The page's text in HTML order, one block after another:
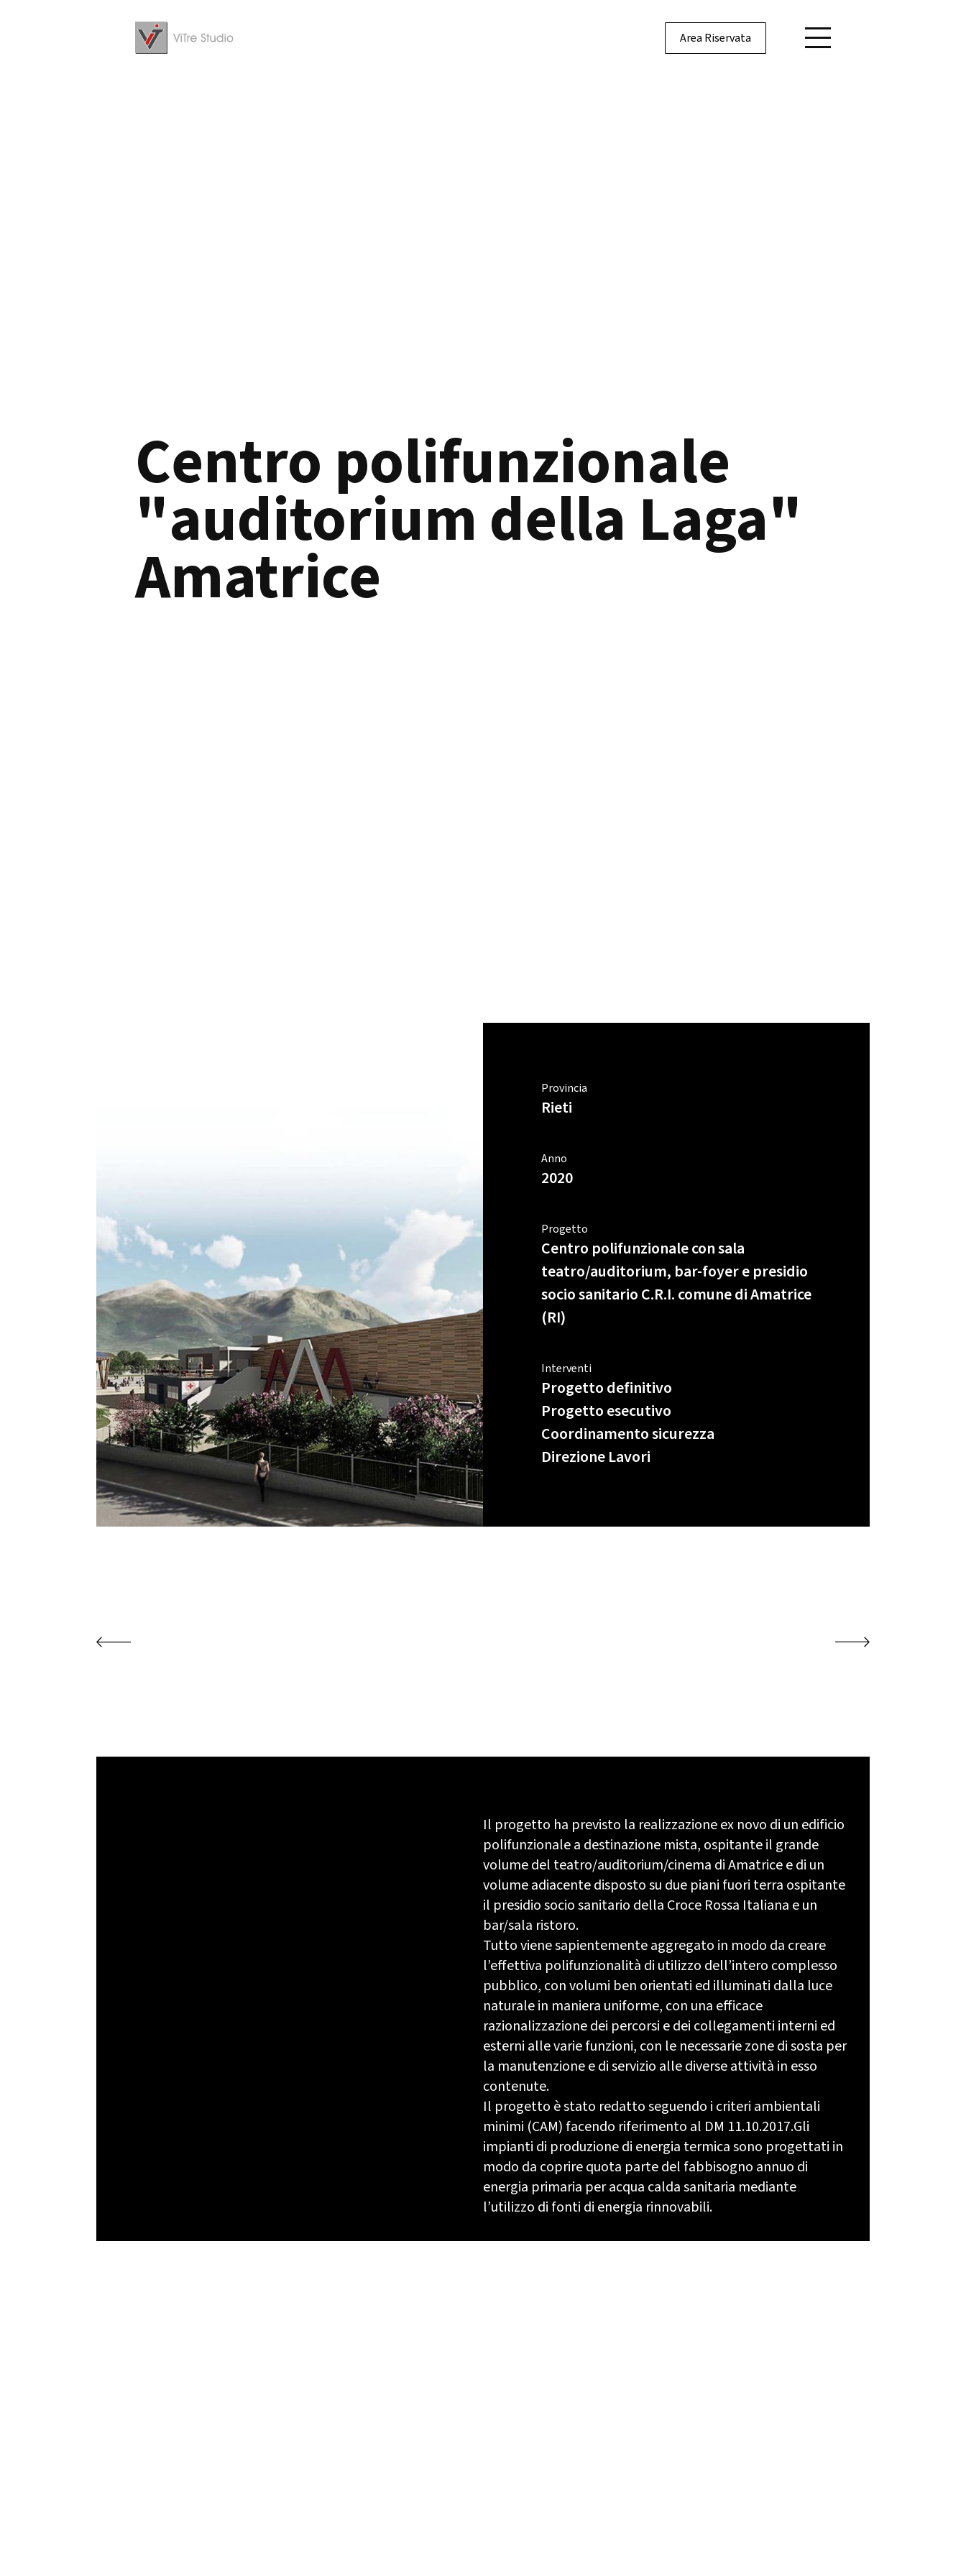
Area Riservata
Centro polifunzionale
"auditorium della Laga"
Amatrice
Provincia
Rieti
Anno
2020
Progetto
Centro polifunzionale con sala
teatro/auditorium, bar-foyer e presidio
socio sanitario C.R.I. comune di Amatrice
(RI)
Interventi
Progetto definitivo
Progetto esecutivo
Coordinamento sicurezza
Direzione Lavori
Il progetto ha previsto la realizzazione ex novo di un edificio
polifunzionale a destinazione mista, ospitante il grande
volume del teatro/auditorium/cinema di Amatrice e di un
volume adiacente disposto su due piani fuori terra ospitante
il presidio socio sanitario della Croce Rossa Italiana e un
bar/sala ristoro.
Tutto viene sapientemente aggregato in modo da creare
l’effettiva polifunzionalità di utilizzo dell’intero complesso
pubblico, con volumi ben orientati ed illuminati dalla luce
naturale in maniera uniforme, con una efficace
razionalizzazione dei percorsi e dei collegamenti interni ed
esterni alle varie funzioni, con le necessarie zone di sosta per
la manutenzione e di servizio alle diverse attività in esso
contenute.
Il progetto è stato redatto seguendo i criteri ambientali
minimi (CAM) facendo riferimento al DM 11.10.2017.Gli
impianti di produzione di energia termica sono progettati in
modo da coprire quota parte del fabbisogno annuo di
energia primaria per acqua calda sanitaria mediante
l’utilizzo di fonti di energia rinnovabili.